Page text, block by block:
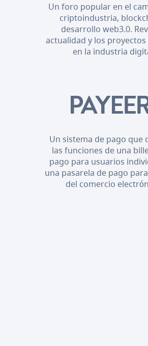
Un foro popular en el
criptoindustria,
desarrollo web3.0.
actualidad y los proyectos
en la industria
Un sistema de pago que
las funciones de una
pago para usuarios
una pasarela de pago
del comercio